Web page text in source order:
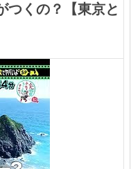
つくの？【東京と